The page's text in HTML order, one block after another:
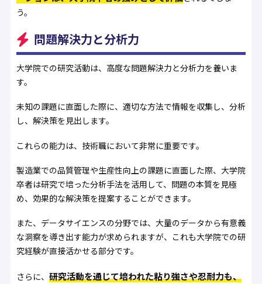
う。
問題解決力と分析力
大学院での研究活動は、高度な問題解決力と分析力を養いま
す。
未知の課題に直面した際に、適切な方法で情報を収集し、分析
し、解決策を見出します。
これらの能力は、技術職において非常に重要です。
製造業での品質管理や生産性向上の課題に直面した際、大学院
卒者は研究で培った分析手法を活用して、問題の本質を見極
め、効果的な解決策を提案することができます。
また、データサイエンスの分野では、大量のデータから有意義
な洞察を導き出す能力が求められますが、これも大学院での研
究経験が直接活かせる部分です。
さらに、 研究活動を通じて培われた粘り強さや忍耐力も、